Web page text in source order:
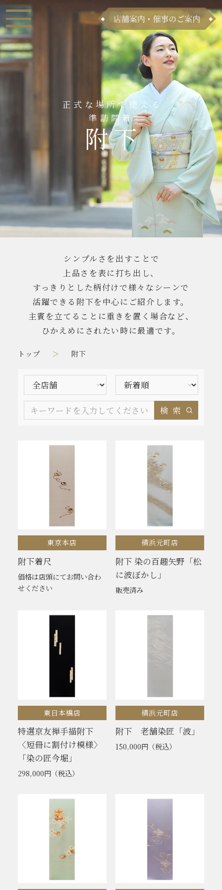
正式な場所で使える
準訪問着
附下
シンプルさを出すことで
上品さを表に打ち出し、
すっきりとした柄付けで様々なシーンで
活躍できる附下を中心にご紹介します。
主賓を立てることに重きを置く場合など、
ひかえめにされたい時に最適です。
トップ 附下
検索
東京本店
附下着尺
価格は店頭にてお問い合わ
せください
横浜元町店
附下 染の百趣矢野「松
に波ぼかし」
販売済み
東日本橋店
特選京友禅手描附下
〈短冊に割付け模様〉
「染の匠今堀」
298,000円（税込）
横浜元町店
附下 老舗染匠「波」
150,000円（税込）